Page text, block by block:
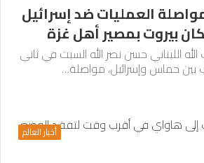
العمليات ضد إسرائيل
بيروت بمصير أهل غزة
اللبناني حسن نصر الله السبت في ثاني
بين حماس وإسرائيل، مواصلة…
أخبار العالم